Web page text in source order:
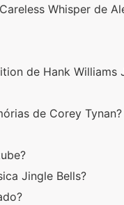
Whisper de
de Hank Williams
de Corey Tynan?
Jingle Bells?